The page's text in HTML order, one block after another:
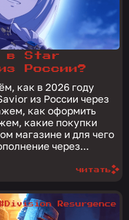
в Star
России?
как в 2026 году
из России через
как оформить
какие покупки
магазине и для чего
в игре. Пополнение через...
читать
Resurgence